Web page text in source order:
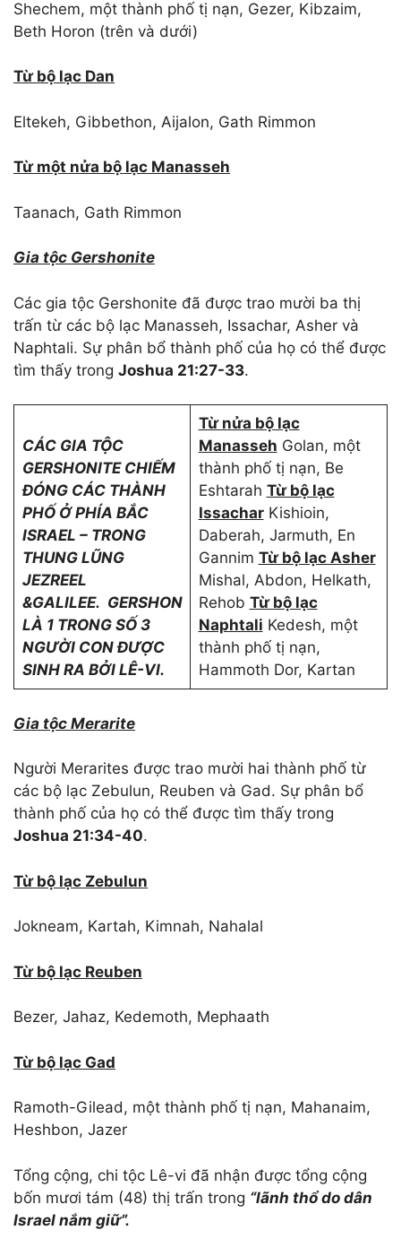
Shechem, một thành phố tị nạn, Gezer, Kibzaim,
Beth Horon (trên và dưới)
Từ bộ lạc Dan
Eltekeh, Gibbethon, Aijalon, Gath Rimmon
Từ một nửa bộ lạc Manasseh
Taanach, Gath Rimmon
Gia tộc Gershonite
Các gia tộc Gershonite đã được trao mười ba thị
trấn từ các bộ lạc Manasseh, Issachar, Asher và
Naphtali. Sự phân bổ thành phố của họ có thể được
tìm thấy trong Joshua 21:27-33.
CÁC GIA TỘC
GERSHONITE CHIẾM
ĐÓNG CÁC THÀNH
PHỐ Ở PHÍA BẮC
ISRAEL – TRONG
THUNG LŨNG
JEZREEL
&GALILEE. GERSHON
LÀ 1 TRONG SỐ 3
NGƯỜI CON ĐƯỢC
SINH RA BỞI LÊ-VI.
Từ nửa bộ lạc
Manasseh Golan, một
thành phố tị nạn, Be
Eshtarah Từ bộ lạc
IssacharKishioin,
Daberah, Jarmuth, En
Gannim Từ bộ lạc Asher
Mishal, Abdon, Helkath,
Rehob Từ bộ lạc
Naphtali Kedesh, một
thành phố tị nạn,
Hammoth Dor, Kartan
Gia tộc Merarite
Người Merarites được trao mười hai thành phố từ
các bộ lạc Zebulun, Reuben và Gad. Sự phân bổ
thành phố của họ có thể được tìm thấy trong
Joshua 21:34-40.
Từ bộ lạc Zebulun
Jokneam, Kartah, Kimnah, Nahalal
Từ bộ lạc Reuben
Bezer, Jahaz, Kedemoth, Mephaath
Từ bộ lạc Gad
Ramoth-Gilead, một thành phố tị nạn, Mahanaim,
Heshbon, Jazer
Tổng cộng, chi tộc Lê-vi đã nhận được tổng cộng
bốn mươi tám (48) thị trấn trong “lãnh thổ do dân
Israel nắm giữ”.